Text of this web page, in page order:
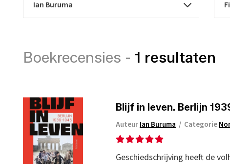
Boekrecensies - 1 resultaten
Blijf in leven. Berlijn
AuteurIan Buruma / Categorie
Geschiedschrijving heeft de